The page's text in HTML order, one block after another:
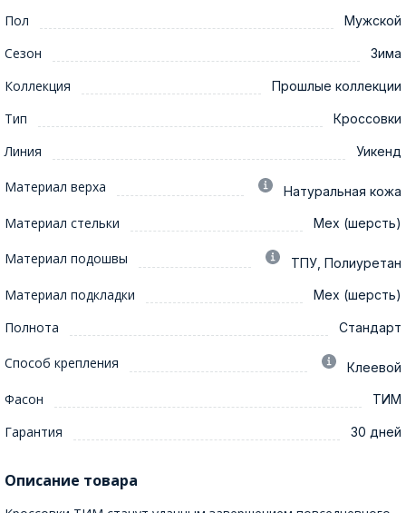
Пол Мужской
Сезон Зима
Коллекция Прошлые коллекции
Тип Кроссовки
Линия Уикенд
Материал верха Натуральная кожа
Материал стельки Мех (шерсть)
Материал подошвы ТПУ, Полиуретан
Материал подкладки Мех (шерсть)
Полнота Стандарт
Способ крепления Клеевой
Фасон ТИМ
Гарантия 30 дней
Описание товара